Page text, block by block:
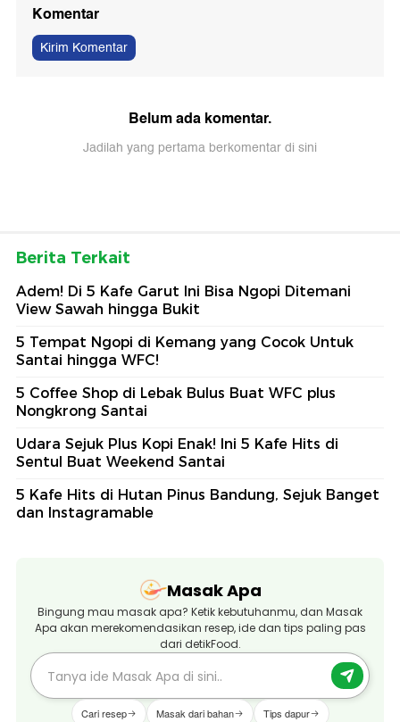
Komentar
Kirim Komentar
Belum ada komentar.
Jadilah yang pertama berkomentar di sini
Berita Terkait
Adem! Di 5 Kafe Garut Ini Bisa Ngopi Ditemani
View Sawah hingga Bukit
5 Tempat Ngopi di Kemang yang Cocok Untuk
Santai hingga WFC!
5 Coffee Shop di Lebak Bulus Buat WFC plus
Nongkrong Santai
Udara Sejuk Plus Kopi Enak! Ini 5 Kafe Hits di
Sentul Buat Weekend Santai
5 Kafe Hits di Hutan Pinus Bandung, Sejuk Banget
dan Instagramable
Masak Apa
Bingung mau masak apa? Ketik kebutuhanmu, dan Masak
Apa akan merekomendasikan resep, ide dan tips paling pas
dari detikFood.
Cari resep Masak dari bahan Tips dapur